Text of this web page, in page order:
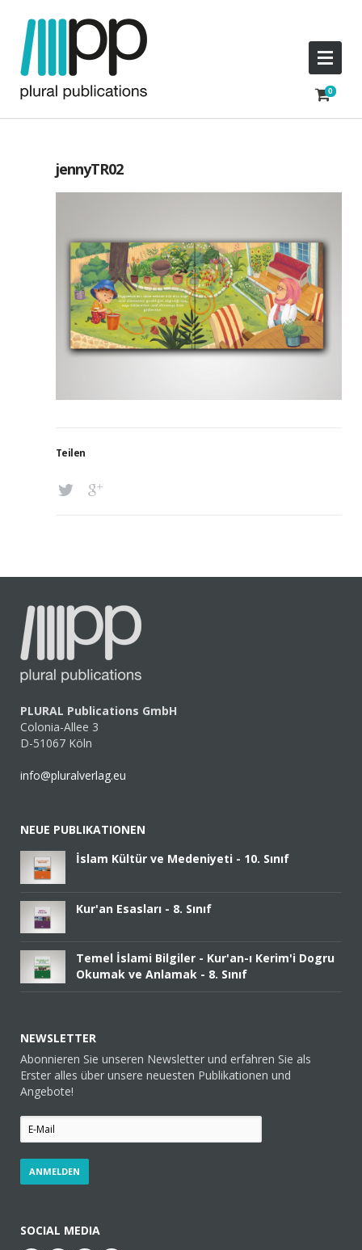
jennyTR02
Teilen
PLURAL Publications GmbH
Colonia-Allee 3
D-51067 Köln
info@pluralverlag.eu
NEUE PUBLIKATIONEN
İslam Kültür ve Medeniyeti - 10. Sınıf
Kur'an Esasları - 8. Sınıf
Temel İslami Bilgiler - Kur'an-ı Kerim'i Dogru
Okumak ve Anlamak - 8. Sınıf
NEWSLETTER
Abonnieren Sie unseren Newsletter und erfahren Sie als
Erster alles über unsere neuesten Publikationen und
Angebote!
SOCIAL MEDIA